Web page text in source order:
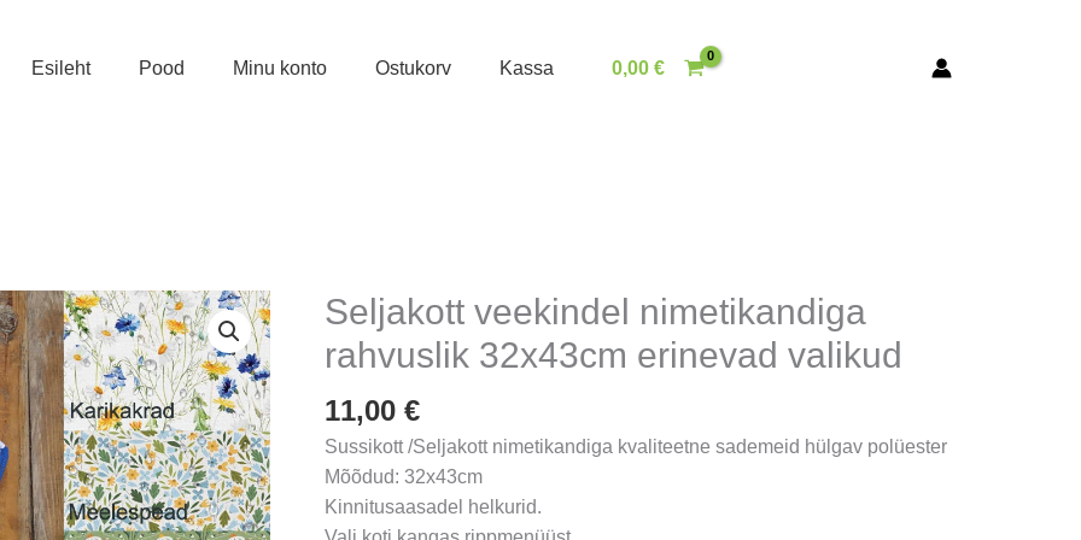
Esileht Pood Minu konto Ostukorv Kassa 0,00€
Seljakott veekindel nimetikandiga
rahvuslik 32x43cm erinevad valikud
11,00€
Sussikott /Seljakott nimetikandiga kvaliteetne sademeid hülgav polüester
Mõõdud: 32x43cm
Kinnitusaasadel helkurid.